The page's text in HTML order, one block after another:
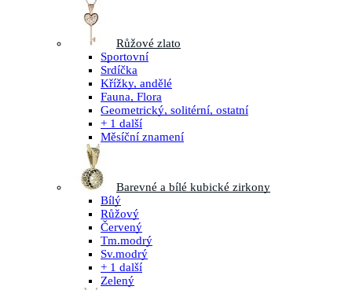
Růžové zlato
Sportovní
Srdíčka
Křížky, andělé
Fauna, Flora
Geometrický, solitérní, ostatní
+ 1 další
Měsíční znamení
Barevné a bílé kubické zirkony
Bílý
Růžový
Červený
Tm.modrý
Sv.modrý
+ 1 další
Zelený